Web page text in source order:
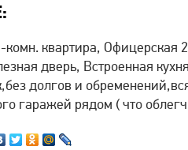
комн. квартира,
дверь, Встроенная
долгов и
гаражей рядом ( что